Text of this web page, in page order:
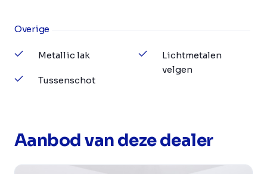
Overige
Metallic lak
Tussenschot
Lichtmetalen
velgen
Aanbod van deze dealer